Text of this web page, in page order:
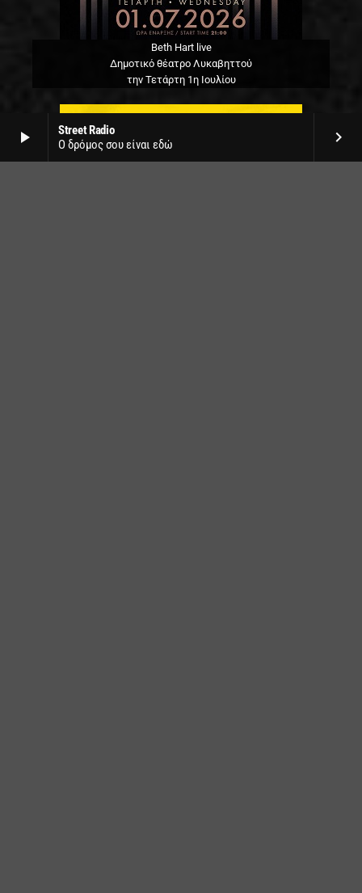
play_arrow
Street Radio
Ο δρόμος σου είναι εδώ
keyboard_arrow_right
Beth Hart live
Δημοτικό θέατρο Λυκαβηττού
την Τετάρτη 1η Ιουλίου